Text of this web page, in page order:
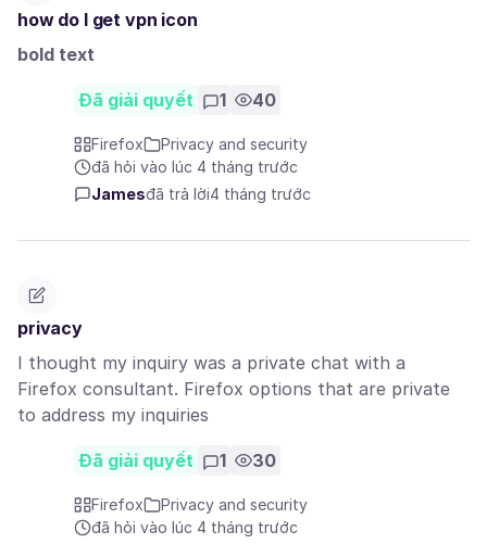
how do I get vpn icon
bold text
Đã giải quyết 1 40
Firefox
Privacy and security
đã hỏi vào lúc 4 tháng trước
Jamesđã trả lời4 tháng trước
privacy
I thought my inquiry was a private chat with a
Firefox consultant. Firefox options that are private
to address my inquiries
Đã giải quyết 1 30
Firefox
Privacy and security
đã hỏi vào lúc 4 tháng trước